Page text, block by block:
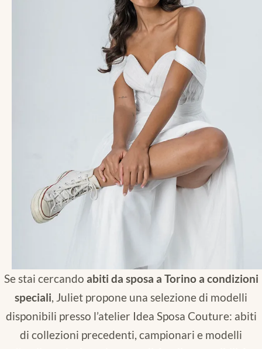
Se stai cercando abiti da sposa a Torino a condizioni
speciali, Juliet propone una selezione di modelli
disponibili presso l’atelier Idea Sposa Couture: abiti
di collezioni precedenti, campionari e modelli